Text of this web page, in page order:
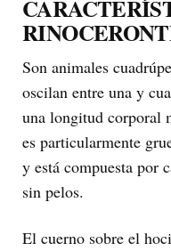
Son animales
oscilan entre una y
una longitud corporal
es particularmente
y está compuesta por
sin pelos.
El cuerno sobre el